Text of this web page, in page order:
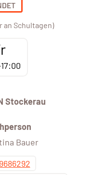
an Schultagen)
Stockerau
Bauer